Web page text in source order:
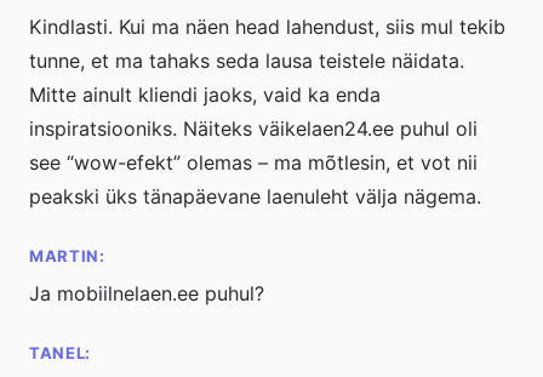
Kindlasti. Kui ma näen head lahendust, siis mul tekib
tunne, et ma tahaks seda lausa teistele näidata.
Mitte ainult kliendi jaoks, vaid ka enda
inspiratsiooniks. Näiteks väikelaen24.ee puhul oli
see “wow-efekt” olemas – ma mõtlesin, et vot nii
peakski üks tänapäevane laenuleht välja nägema.
MARTIN:
Ja mobiilnelaen.ee puhul?
TANEL: